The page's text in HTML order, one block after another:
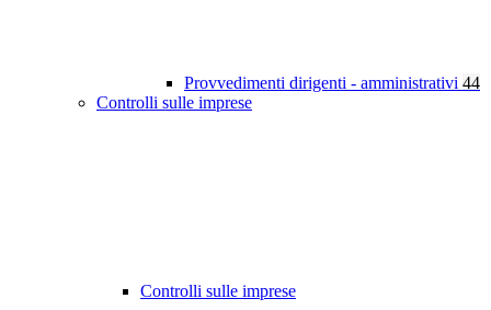
Provvedimenti dirigenti - amministrativi 44
Controlli sulle imprese
Controlli sulle imprese